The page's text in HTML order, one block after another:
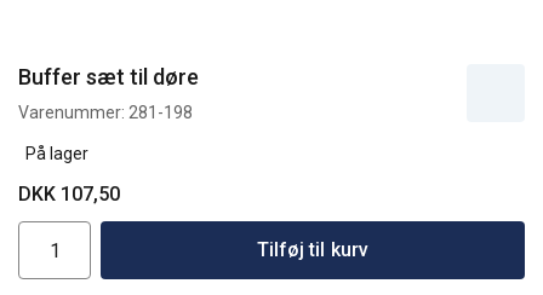
Buffer sæt til døre
Varenummer: 281-198
På lager
DKK 107,50
Tilføj til kurv